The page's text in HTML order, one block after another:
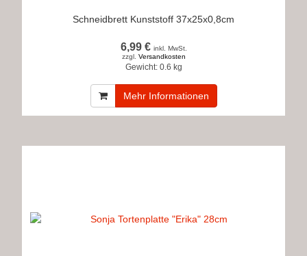
Schneidbrett Kunststoff 37x25x0,8cm
6,99 € inkl. MwSt.
zzgl. Versandkosten
Gewicht: 0.6 kg
Mehr Informationen